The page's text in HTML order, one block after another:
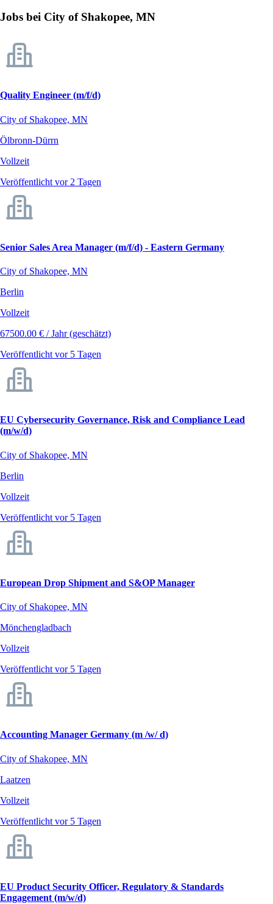
Jobs bei City of Shakopee, MN
Quality Engineer (m/f/d)
City of Shakopee, MN
Ölbronn-Dürrn
Vollzeit
Veröffentlicht vor 2 Tagen
Senior Sales Area Manager (m/f/d) - Eastern Germany
City of Shakopee, MN
Berlin
Vollzeit
67500.00 € / Jahr (geschätzt)
Veröffentlicht vor 5 Tagen
EU Cybersecurity Governance, Risk and Compliance Lead
(m/w/d)
City of Shakopee, MN
Berlin
Vollzeit
Veröffentlicht vor 5 Tagen
European Drop Shipment and S&OP Manager
City of Shakopee, MN
Mönchengladbach
Vollzeit
Veröffentlicht vor 5 Tagen
Accounting Manager Germany (m /w/ d)
City of Shakopee, MN
Laatzen
Vollzeit
Veröffentlicht vor 5 Tagen
EU Product Security Officer, Regulatory & Standards
Engagement (m/w/d)